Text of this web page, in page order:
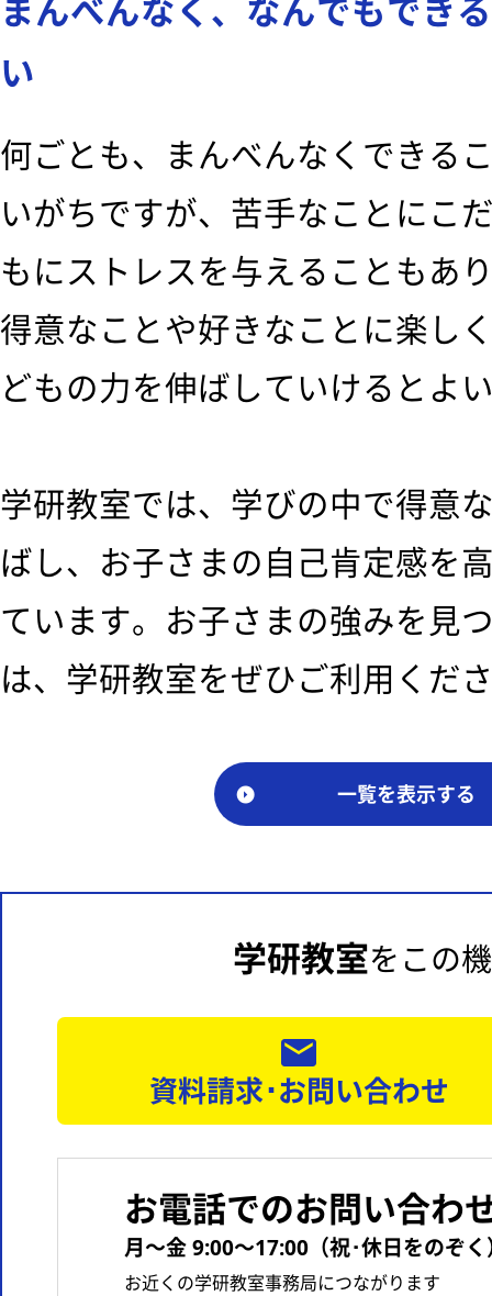
まんべんなく、なんでもでき
い
何ごとも、まんべんなくできる
いがちですが、苦手なことにこ
もにストレスを与えることもあ
得意なことや好きなことに楽し
どもの力を伸ばしていけるとよ
学研教室では、学びの中で得意
ばし、お子さまの自己肯定感を
ています。お子さまの強みを見
は、学研教室をぜひご利用くだ
一覧を表示する
学研教室をこの
資料請求･お問い合わせ
お電話でのお問い合わ
月〜金 9:00〜17:00（祝･休日をのぞく
お近くの学研教室事務局につながります